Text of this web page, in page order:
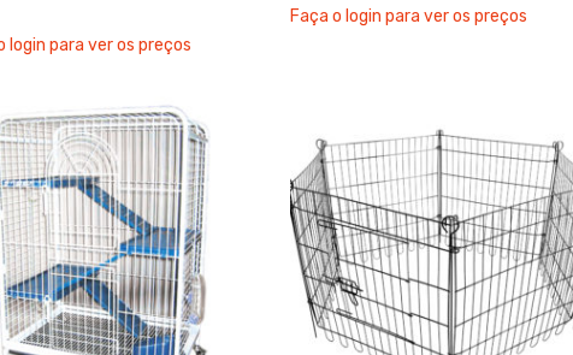
login para ver os preços
Faça o login para ver os preços